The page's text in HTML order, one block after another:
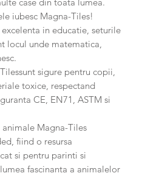
iubesc Magna-Tiles!
in educatie, seturile
locul unde matematica,
sigure pentru copii,
toxice, respectand
CE, EN71, ASTM si
Magna-Tiles
fiind o resursa
si pentru parinti si
fascinanta a animalelor